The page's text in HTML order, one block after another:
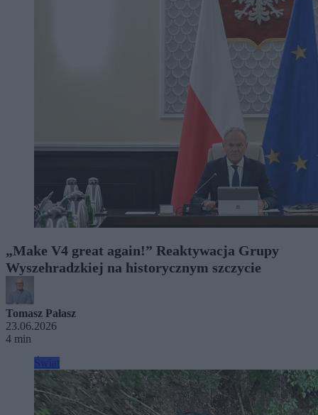
„Make V4 great again!” Reaktywacja Grupy
Wyszehradzkiej na historycznym szczycie
Tomasz Pałasz
23.06.2026
4 min